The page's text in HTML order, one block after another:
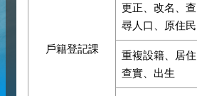
戶籍登記課
更正、改名、查
尋人口、原住民
重複設籍、居住
查實、出生